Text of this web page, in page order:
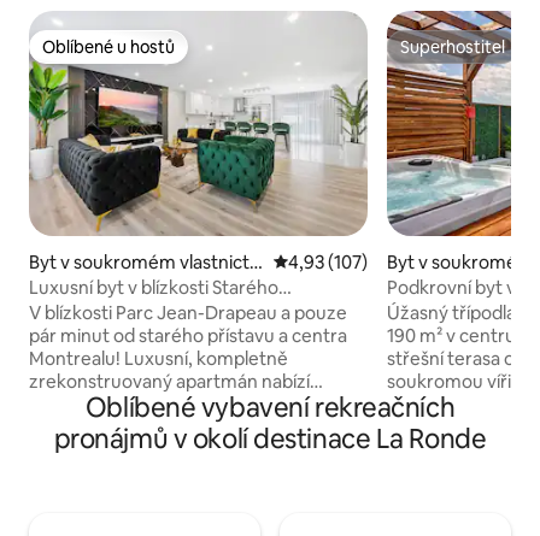
Oblíbené u hostů
Oblíbené u hostů
Byt v soukromém vlastnictví
ve městě Longueuil
Průměrné hodnocení 4,93 z 5,
4,93 (107)
Luxusní byt v blízkosti Starého
Montrealu. Parkování ZDARMA.
V blízkosti Parc Jean-Drapeau a pouze
pár minut od starého přístavu a centra
Montrealu! Luxusní, kompletně
zrekonstruovaný apartmán nabízí
prvotřídní komfort s designovým
nábytkem, špičkovými spotřebiči
a promyšlenými doplňky, jako je
Superhostitel
Superhostitel
Byt v soukromém
ve městě
Podkrovní byt v
soukromou
Úžasný
190 m² v centru
střešní terasa o
soukromou
a venkovním
prostorné s
obývacím
Oblíbené vybavení rekreačních
pronájmů v okolí destinace La Ronde